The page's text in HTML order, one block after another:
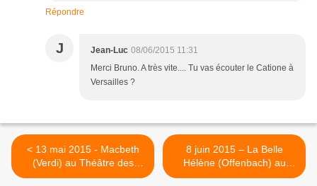
Répondre
J Jean-Luc 08/06/2015 11:31
Merci Bruno. A très vite.... Tu vas écouter le Catione à
Versailles ?
< 13 mai 2015 - Macbeth
(Verdi) au Théâtre des
Champs Elysées.
8 juin 2015 – La Belle
Hélène (Offenbach) au
Chatelet >